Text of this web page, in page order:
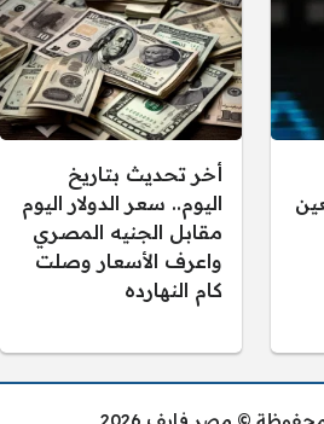
أخر تحديث بتاريخ
اليوم.. سعر الدولار اليوم
مقابل الجنيه المصري
واعرف الأسعار وصلت
كام النهارده